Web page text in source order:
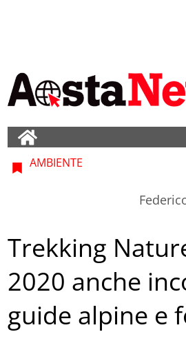
AMBIENTE
Trekking
2020 anche
guide alpine e